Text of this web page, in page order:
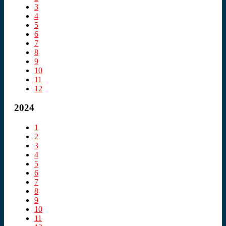
3
4
5
6
7
8
9
10
11
12
2024
1
2
3
4
5
6
7
8
9
10
11